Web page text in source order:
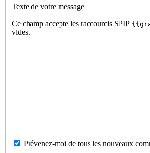
Texte de votre message
Ce champ accepte les raccourcis SPIP
vides.
Prévenez-moi de tous les nouveaux